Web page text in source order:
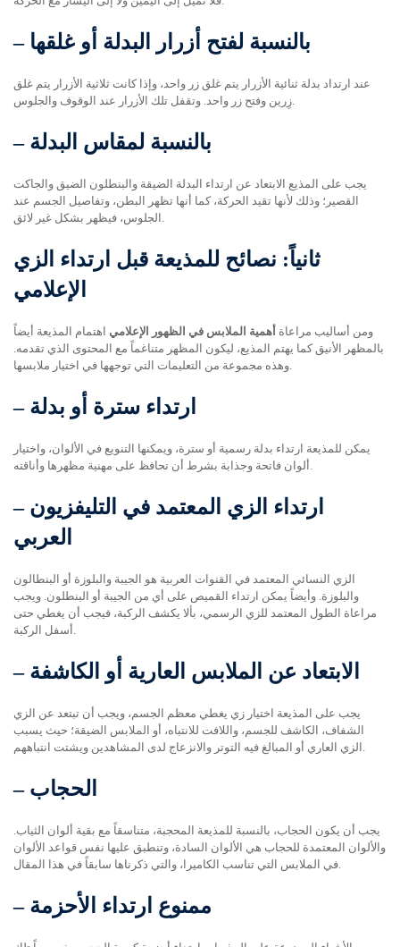
– بالنسبة لفتح أزرار البدلة أو غلقها
عند ارتداد بدلة ثنائية الأزرار يتم غلق زر واحد، وإذا كانت ثلاثية الأزرار يتم غلق
– بالنسبة لمقاس البدلة
يجب على المذيع الابتعاد عن ارتداء البدلة الضيقة والبنطلون الضيق والجاكت
القصير؛ وذلك لأنها تقيد الحركة، كما أنها تظهر البطن، وتفاصيل الجسم عند
ثانياً: نصائح للمذيعة قبل ارتداء الزي
الإعلامي
ومن أساليب مراعاة أهمية الملابس في الظهور الإعلامي اهتمام المذيعة أيضاً
بالمظهر الأنيق كما يهتم المذيع، ليكون المظهر متناغماً مع المحتوى الذي تقدمه.
– ارتداء سترة أو بدلة
يمكن للمذيعة ارتداء بدلة رسمية أو سترة، ويمكنها التنويع في الألوان، واختيار
– ارتداء الزي المعتمد في التليفزيون
العربي
الزي النسائي المعتمد في القنوات العربية هو الجيبة والبلوزة أو البنطالون
والبلوزة. وأيضاً يمكن ارتداء القميص على أي من الجيبة أو البنطلون. ويجب
مراعاة الطول المعتمد للزي الرسمي، بألا يكشف الركبة، فيجب أن يغطي حتى
– الابتعاد عن الملابس العارية أو الكاشفة
يجب على المذيعة اختيار زي يغطي معظم الجسم، ويجب أن تبتعد عن الزي
الشفاف، الكاشف للجسم، واللافت للانتباه، أو الملابس الضيقة؛ حيث يسبب
– الحجاب
يجب أن يكون الحجاب، بالنسبة للمذيعة المحجبة، متناسقاً مع بقية ألوان الثياب.
والألوان المعتمدة للحجاب هي الألوان السادة، وتنطبق عليها نفس قواعد الألوان
– ممنوع ارتداء الأحزمة